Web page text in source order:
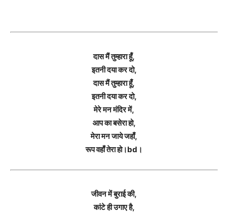
दास मैं तुम्हारा हूँ,
इतनी दया कर दो,
दास मैं तुम्हारा हूँ,
इतनी दया कर दो,
मेरे मन मंदिर में,
आप का बसेरा हो,
मेरा मन जाये जहाँ,
रूप वहाँ तेरा हो।bd।
जीवन में बुराई की,
कांटे ही उगाए है,